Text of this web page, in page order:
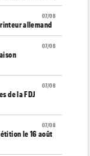
07/08
allemand
07/08
07/08
de la FDJ
07/08
le 16 août